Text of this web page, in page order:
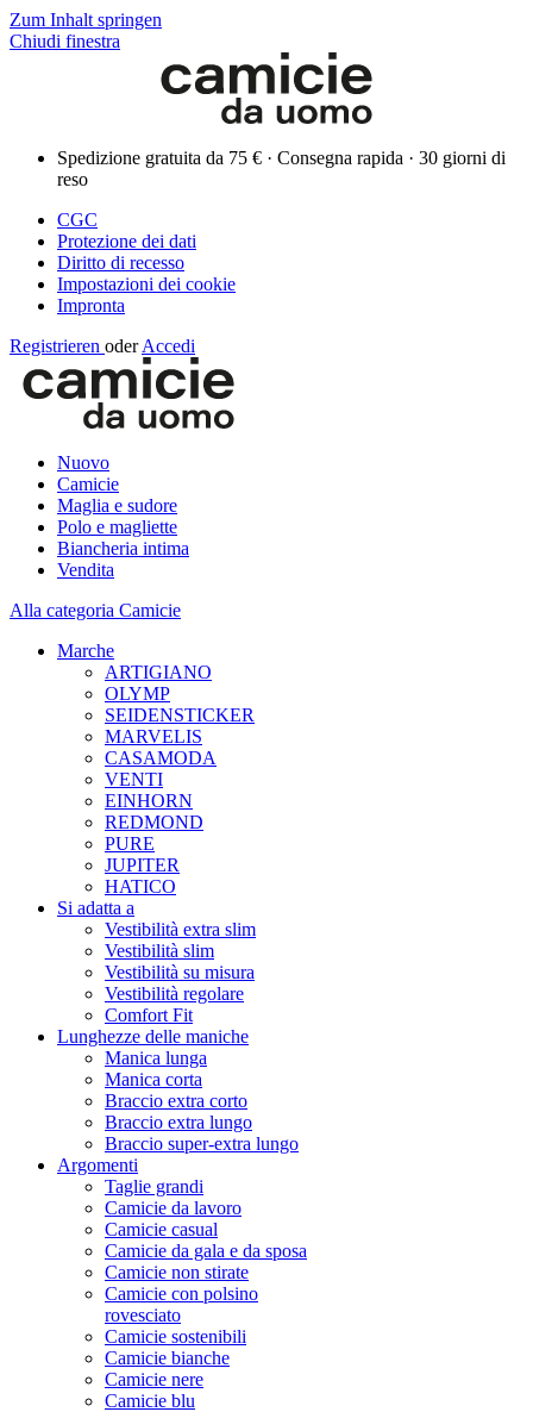
Zum Inhalt springen
Chiudi finestra
Spedizione gratuita da 75 € · Consegna rapida · 30 giorni di
reso
CGC
Protezione dei dati
Diritto di recesso
Impostazioni dei cookie
Impronta
Registrieren oder Accedi
Nuovo
Camicie
Maglia e sudore
Polo e magliette
Biancheria intima
Vendita
Alla categoria Camicie
Marche
ARTIGIANO
OLYMP
SEIDENSTICKER
MARVELIS
CASAMODA
VENTI
EINHORN
REDMOND
PURE
JUPITER
HATICO
Si adatta a
Vestibilità extra slim
Vestibilità slim
Vestibilità su misura
Vestibilità regolare
Comfort Fit
Lunghezze delle maniche
Manica lunga
Manica corta
Braccio extra corto
Braccio extra lungo
Braccio super-extra lungo
Argomenti
Taglie grandi
Camicie da lavoro
Camicie casual
Camicie da gala e da sposa
Camicie non stirate
Camicie con polsino
rovesciato
Camicie sostenibili
Camicie bianche
Camicie nere
Camicie blu